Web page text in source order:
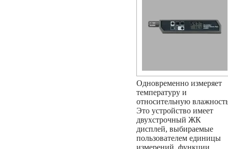
Одновременно измеряет
температуру и
относительную
Это устройство имеет
двухстрочный ЖК
дисплей, выбираемые
пользователем единицы
измерений, функции